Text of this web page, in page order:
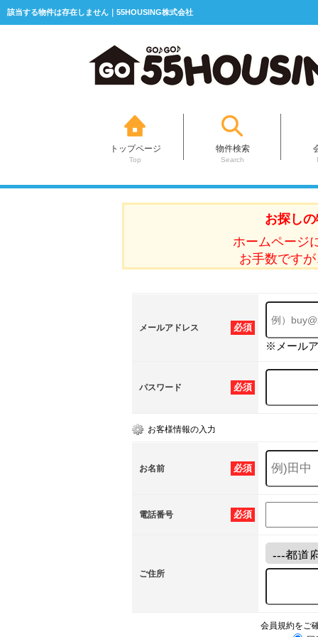
該当する物件は存在しません｜55HOUSING株式会社
トップページ
Top
物件検索
Search
お探し
ホームページ
お手数です
必須
メールアドレス
※メール
必須
パスワード
お客様情報の入力
必須
お名前
必須
電話番号
ご住所
会員規約をご